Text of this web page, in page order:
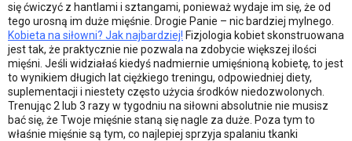
się ćwiczyć z hantlami i sztangami, ponieważ wydaje im się, że od
tego urosną im duże mięśnie. Drogie Panie – nic bardziej mylnego.
Kobieta na siłowni? Jak najbardziej! Fizjologia kobiet skonstruowana
jest tak, że praktycznie nie pozwala na zdobycie większej ilości
mięśni. Jeśli widziałaś kiedyś nadmiernie umięśnioną kobietę, to jest
to wynikiem długich lat ciężkiego treningu, odpowiedniej diety,
suplementacji i niestety często użycia środków niedozwolonych.
Trenując 2 lub 3 razy w tygodniu na siłowni absolutnie nie musisz
bać się, że Twoje mięśnie staną się nagle za duże. Poza tym to
właśnie mięśnie są tym, co najlepiej sprzyja spalaniu tkanki